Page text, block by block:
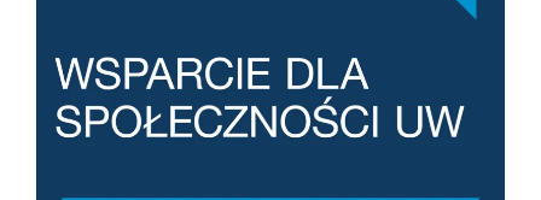
Dla studentów
Ogłoszenia